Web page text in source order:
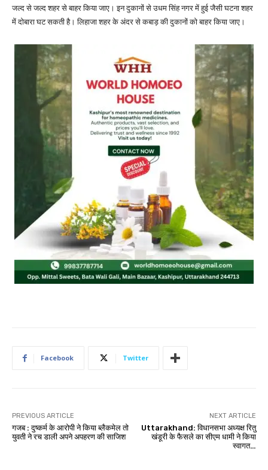
जल्द से जल्द शहर से बाहर किया जाए। इन दुकानों से उधम सिंह नगर में हुई जैसी घटना शहर
में दोबारा घट सकती है। लिहाजा शहर के अंदर से कबाड़ की दुकानों को बाहर किया जाए।
Facebook Twitter
PREVIOUS ARTICLE
गजब : दुष्कर्म के आरोपी ने किया ब्लैकमेल तो
युवती ने रच डाली अपने अपहरण की साजिश
NEXT ARTICLE
Uttarakhand: विधानसभा अध्यक्ष रितु
खंडूरी के फैसले का सीएम धामी ने किया
स्वागत…